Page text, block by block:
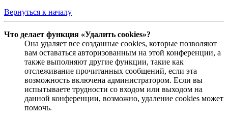
Вернуться к началу
Что делает функция «Удалить cookies»?
Она удаляет все созданные cookies, которые позволяют
вам оставаться авторизованным на этой конференции, а
также выполняют другие функции, такие как
отслеживание прочитанных сообщений, если эта
возможность включена администратором. Если вы
испытываете трудности со входом или выходом на
данной конференции, возможно, удаление cookies может
помочь.